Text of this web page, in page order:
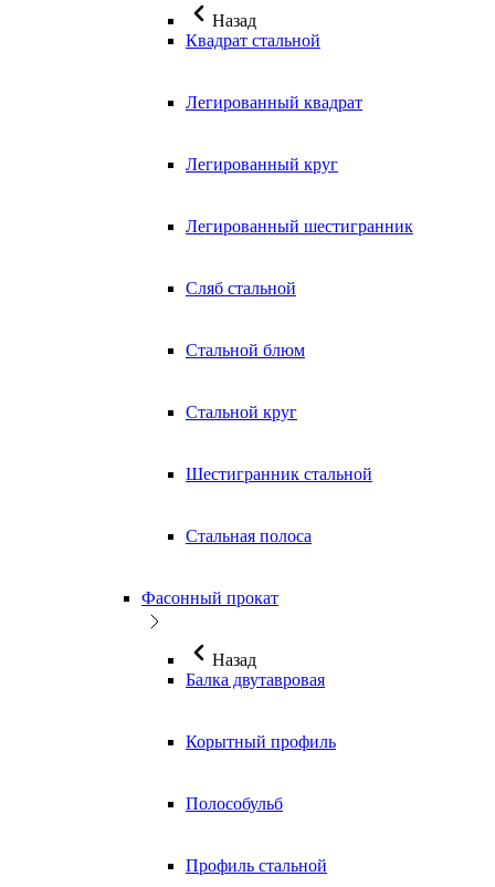
Назад
Квадрат стальной
Легированный квадрат
Легированный круг
Легированный шестигранник
Сляб стальной
Стальной блюм
Стальной круг
Шестигранник стальной
Стальная полоса
Фасонный прокат
Назад
Балка двутавровая
Корытный профиль
Полособульб
Профиль стальной